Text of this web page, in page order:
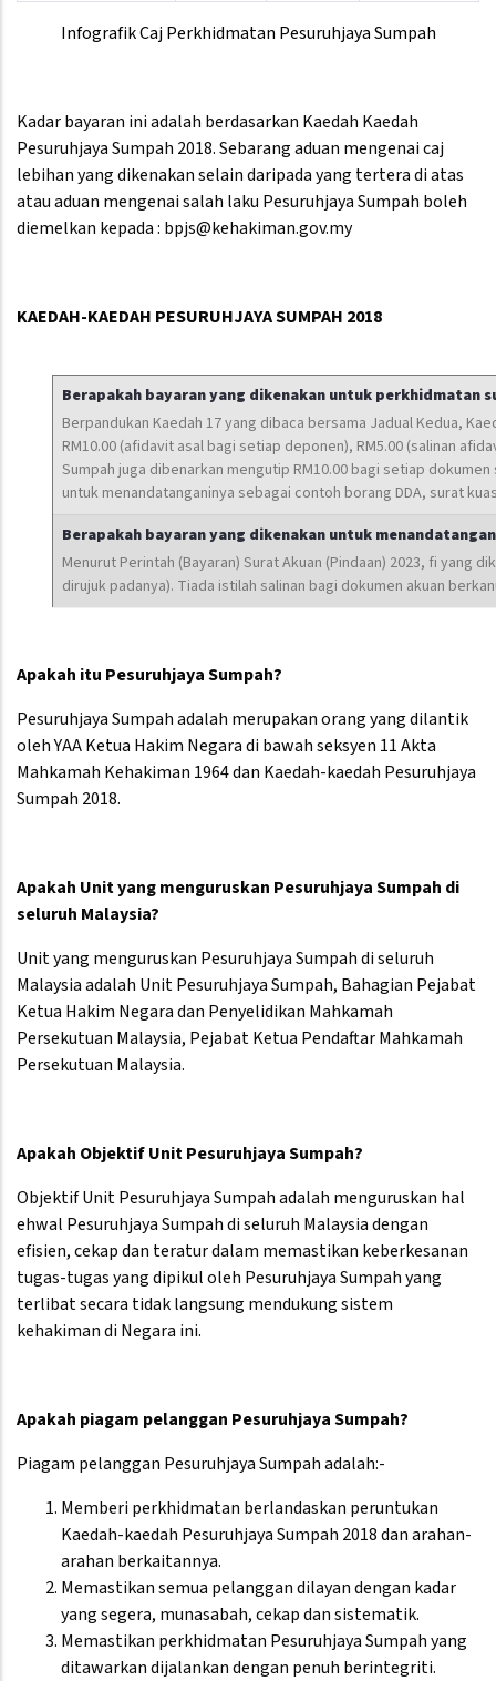
Infografik Caj Perkhidmatan Pesuruhjaya Sumpah
Kadar bayaran ini adalah berdasarkan Kaedah Kaedah
Pesuruhjaya Sumpah 2018. Sebarang aduan mengenai caj
lebihan yang dikenakan selain daripada yang tertera di atas
atau aduan mengenai salah laku Pesuruhjaya Sumpah boleh
diemelkan kepada : bpjs@kehakiman.gov.my
KAEDAH-KAEDAH PESURUHJAYA SUMPAH 2018
Berapakah bayaran yang dikenakan untuk perkhidmatan
Berpandukan Kaedah 17 yang dibaca bersama Jadual Kedua,
RM10.00 (afidavit asal bagi setiap deponen), RM5.00 (salinan
Sumpah juga dibenarkan mengutip RM10.00 bagi setiap
untuk menandatanganinya sebagai contoh borang DDA, surat
Berapakah bayaran yang dikenakan untuk
Menurut Perintah (Bayaran) Surat Akuan (Pindaan) 2023, fi yang
dirujuk padanya). Tiada istilah salinan bagi dokumen akuan
Apakah itu Pesuruhjaya Sumpah?
Pesuruhjaya Sumpah adalah merupakan orang yang dilantik
oleh YAA Ketua Hakim Negara di bawah seksyen 11 Akta
Mahkamah Kehakiman 1964 dan Kaedah-kaedah Pesuruhjaya
Sumpah 2018.
Apakah Unit yang menguruskan Pesuruhjaya Sumpah di
seluruh Malaysia?
Unit yang menguruskan Pesuruhjaya Sumpah di seluruh
Malaysia adalah Unit Pesuruhjaya Sumpah, Bahagian Pejabat
Ketua Hakim Negara dan Penyelidikan Mahkamah
Persekutuan Malaysia, Pejabat Ketua Pendaftar Mahkamah
Persekutuan Malaysia.
Apakah Objektif Unit Pesuruhjaya Sumpah?
Objektif Unit Pesuruhjaya Sumpah adalah menguruskan hal
ehwal Pesuruhjaya Sumpah di seluruh Malaysia dengan
efisien, cekap dan teratur dalam memastikan keberkesanan
tugas-tugas yang dipikul oleh Pesuruhjaya Sumpah yang
terlibat secara tidak langsung mendukung sistem
kehakiman di Negara ini.
Apakah piagam pelanggan Pesuruhjaya Sumpah?
Piagam pelanggan Pesuruhjaya Sumpah adalah:-
Memberi perkhidmatan berlandaskan peruntukan
Kaedah-kaedah Pesuruhjaya Sumpah 2018 dan arahan-
arahan berkaitannya.
Memastikan semua pelanggan dilayan dengan kadar
yang segera, munasabah, cekap dan sistematik.
Memastikan perkhidmatan Pesuruhjaya Sumpah yang
ditawarkan dijalankan dengan penuh berintegriti.